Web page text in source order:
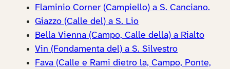
Flaminio Corner (Campiello) a S. Canciano.
Giazzo (Calle del) a S. Lio
Bella Vienna (Campo, Calle della) a Rialto
Vin (Fondamenta del) a S. Silvestro
Fava (Calle e Rami dietro la, Campo, Ponte,